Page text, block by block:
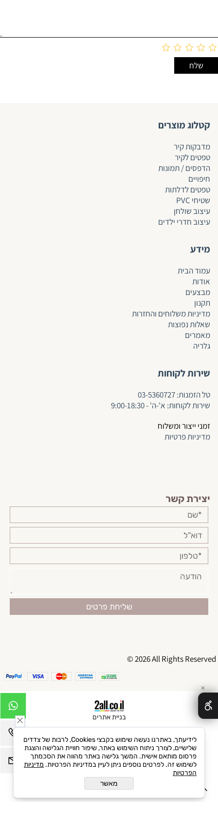
קטלוג מוצרים
מדבקות קיר
טפטים לקיר
הדפסים / תמונות
חיפויים
טפטים לדלתות
שטיחי PVC
עיצוב שולחן
עיצוב חדרי ילדים
מידע
עמוד הבית
אודות
מבצעים
תקנון
מדיניות משלוחים והחזרות
שאלות נפוצות
מאמרים
גלריה
שירות לקוחות
טל הזמנות:03-5360727
שירות לקוחות: א'-ה' - 9:00-18:30
זמני ייצור ומשלוח
מדיניות פרטיות
יצירת קשר
© 2026 All Rights Reserved
בניית אתרים
✕
לידיעתך, באתרנו נעשה שימוש בקבצי Cookies, לרבות של צדדים
שלישיים, לצורך ניתוח השימוש באתר, שיפור חוויית הגלישה והצגת
פרסום מותאם אישית. המשך גלישה באתר מהווה את הסכמתך
לשימוש זה. לפרטים נוספים ניתן לעיין במדיניות הפרטיות. מדיניות
הפרטיות
מאשר